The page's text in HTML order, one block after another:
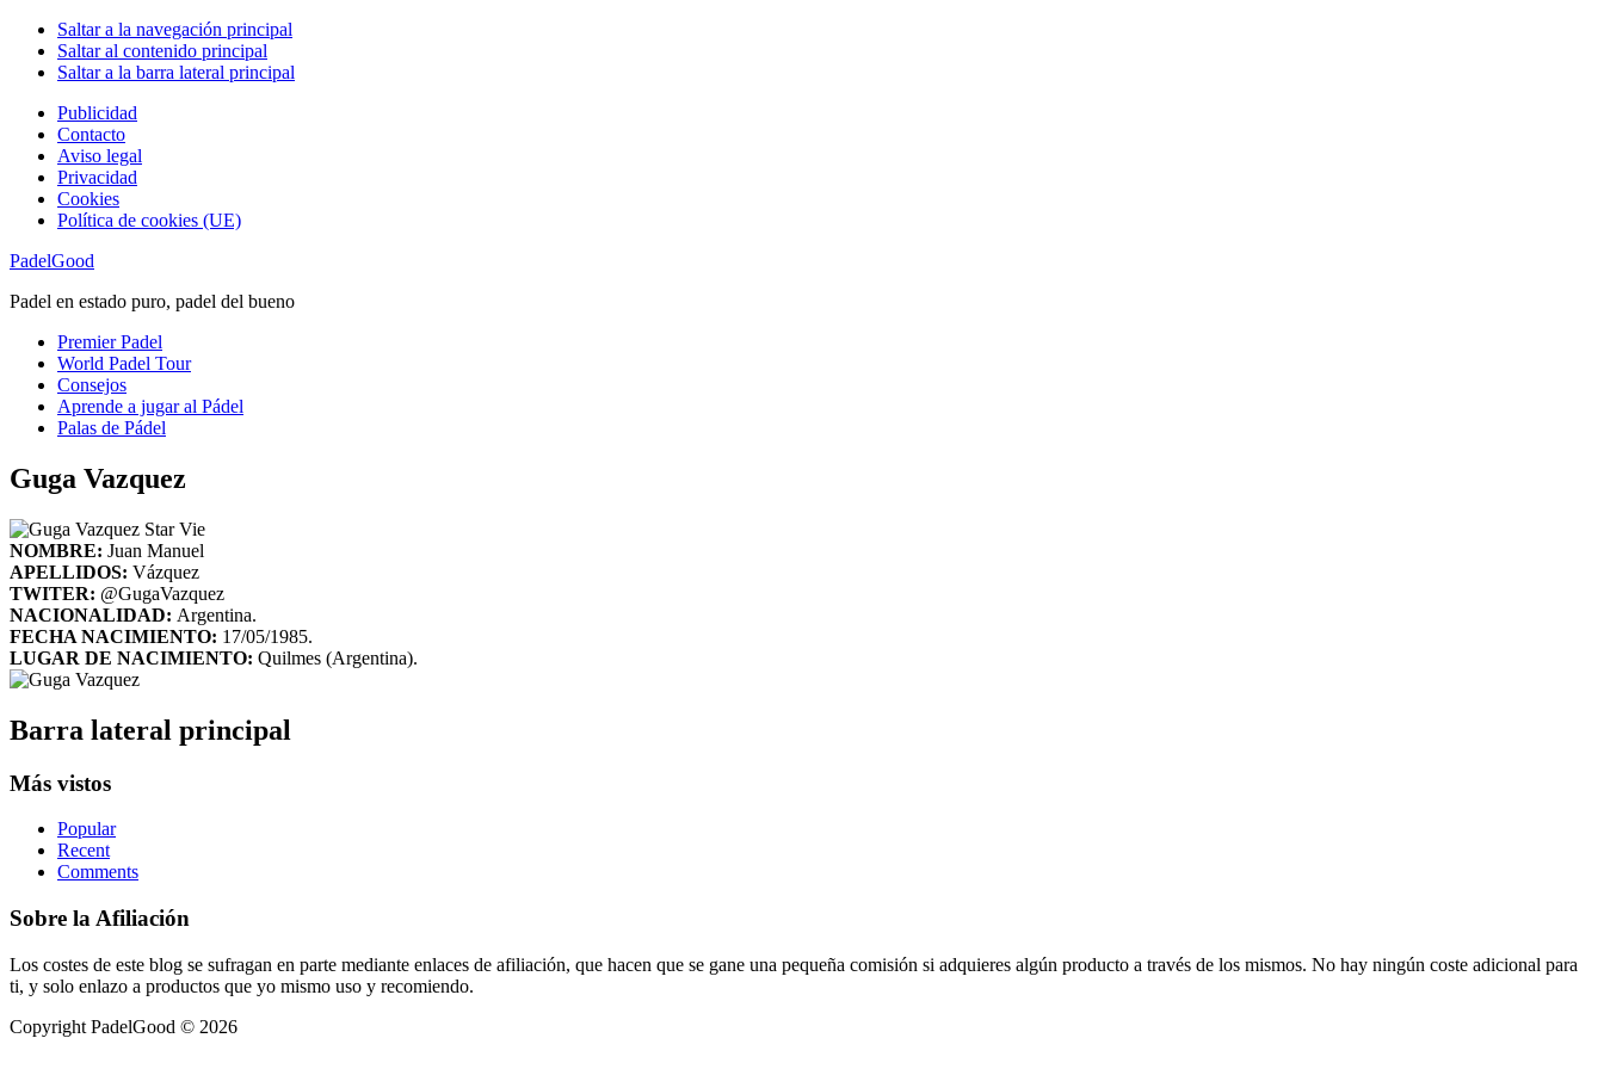
Saltar a la navegación principal
Saltar al contenido principal
Saltar a la barra lateral principal
Publicidad
Contacto
Aviso legal
Privacidad
Cookies
Política de cookies (UE)
PadelGood
Padel en estado puro, padel del bueno
Premier Padel
World Padel Tour
Consejos
Aprende a jugar al Pádel
Palas de Pádel
Guga Vazquez
NOMBRE: Juan Manuel
APELLIDOS: Vázquez
TWITER: @GugaVazquez
NACIONALIDAD: Argentina.
FECHA NACIMIENTO: 17/05/1985.
LUGAR DE NACIMIENTO: Quilmes (Argentina).
Barra lateral principal
Más vistos
Popular
Recent
Comments
Sobre la Afiliación
Los costes de este blog se sufragan en parte mediante enlaces de afiliación, que hacen que se gane una pequeña comisión si adquieres algún producto a través de los mismos. No hay ningún coste adicional para
ti, y solo enlazo a productos que yo mismo uso y recomiendo.
Copyright PadelGood © 2026